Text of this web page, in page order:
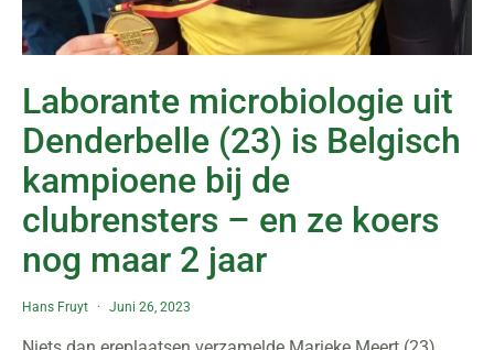
Laborante microbiologie uit
Denderbelle (23) is Belgisch
kampioene bij de
clubrensters – en ze koers
nog maar 2 jaar
Hans Fruyt Juni 26, 2023